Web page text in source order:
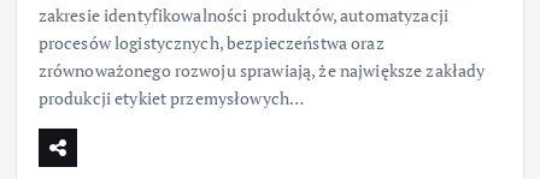
zakresie identyfikowalności produktów, automatyzacji
procesów logistycznych, bezpieczeństwa oraz
zrównoważonego rozwoju sprawiają, że największe zakłady
produkcji etykiet przemysłowych…